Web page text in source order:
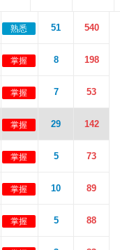
熟悉 51 540
掌握 8 198
掌握 7 53
掌握 29 142
掌握 5 73
掌握 10 89
掌握 5 88